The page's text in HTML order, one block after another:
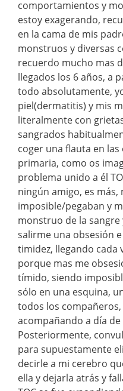
comportamientos y
estoy exagerando,
en la cama de mis
monstruos y diversas
recuerdo mucho mas
llegados los 6 años, a
todo absolutamente,
piel(dermatitis) y mis
literalmente con
sangrados
coger una flauta en las
primaria, como os
problema unido a él
ningún amigo, es más,
imposible/pegaban y
monstruo de la sangre
salirme una obsesión
timidez, llegando cada
porque mas me
tímido, siendo
sólo en una esquina,
todos los
acompañando a día de
Posteriormente,
para supuestamente
decirle a mi cerebro
ella y dejarla atrás y